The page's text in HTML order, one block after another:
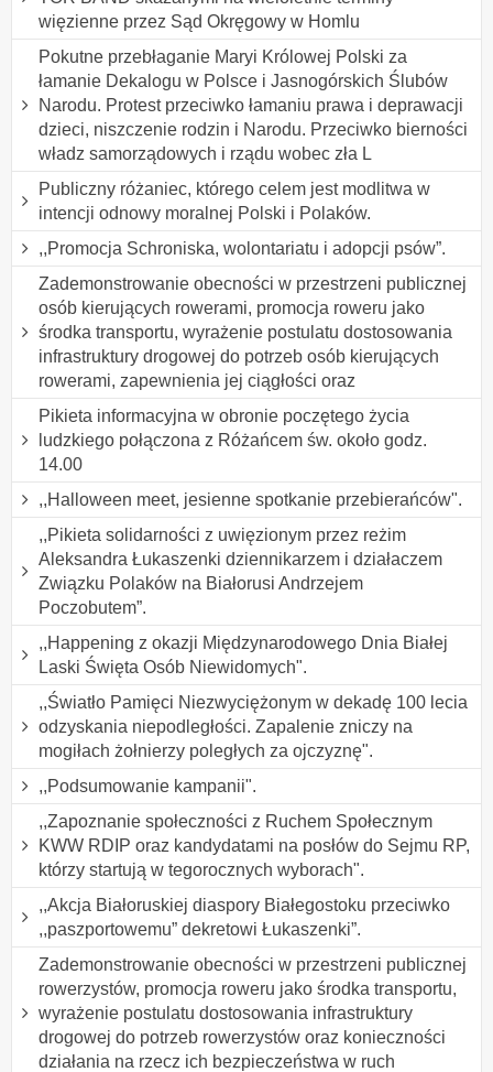
więzienne przez Sąd Okręgowy w Homlu
Pokutne przebłaganie Maryi Królowej Polski za
łamanie Dekalogu w Polsce i Jasnogórskich Ślubów
Narodu. Protest przeciwko łamaniu prawa i deprawacji
dzieci, niszczenie rodzin i Narodu. Przeciwko bierności
władz samorządowych i rządu wobec zła L
Publiczny różaniec, którego celem jest modlitwa w
intencji odnowy moralnej Polski i Polaków.
,,Promocja Schroniska, wolontariatu i adopcji psów”.
Zademonstrowanie obecności w przestrzeni publicznej
osób kierujących rowerami, promocja roweru jako
środka transportu, wyrażenie postulatu dostosowania
infrastruktury drogowej do potrzeb osób kierujących
rowerami, zapewnienia jej ciągłości oraz
Pikieta informacyjna w obronie poczętego życia
ludzkiego połączona z Różańcem św. około godz.
14.00
,,Halloween meet, jesienne spotkanie przebierańców".
,,Pikieta solidarności z uwięzionym przez reżim
Aleksandra Łukaszenki dziennikarzem i działaczem
Związku Polaków na Białorusi Andrzejem
Poczobutem”.
,,Happening z okazji Międzynarodowego Dnia Białej
Laski Święta Osób Niewidomych".
,,Światło Pamięci Niezwyciężonym w dekadę 100 lecia
odzyskania niepodległości. Zapalenie zniczy na
mogiłach żołnierzy poległych za ojczyznę".
,,Podsumowanie kampanii".
,,Zapoznanie społeczności z Ruchem Społecznym
KWW RDIP oraz kandydatami na posłów do Sejmu RP,
którzy startują w tegorocznych wyborach".
,,Akcja Białoruskiej diaspory Białegostoku przeciwko
,,paszportowemu” dekretowi Łukaszenki”.
Zademonstrowanie obecności w przestrzeni publicznej
rowerzystów, promocja roweru jako środka transportu,
wyrażenie postulatu dostosowania infrastruktury
drogowej do potrzeb rowerzystów oraz konieczności
działania na rzecz ich bezpieczeństwa w ruch